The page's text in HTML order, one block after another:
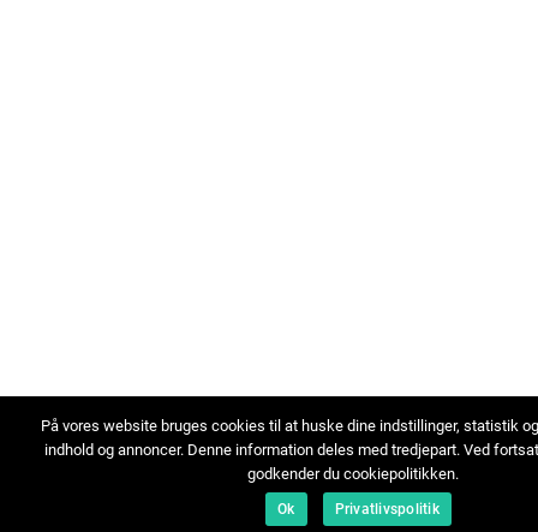
På vores website bruges cookies til at huske dine indstillinger, statistik
indhold og annoncer. Denne information deles med tredjepart. Ved
godkender du cookiepolitikken.
Ok Privatlivspolitik